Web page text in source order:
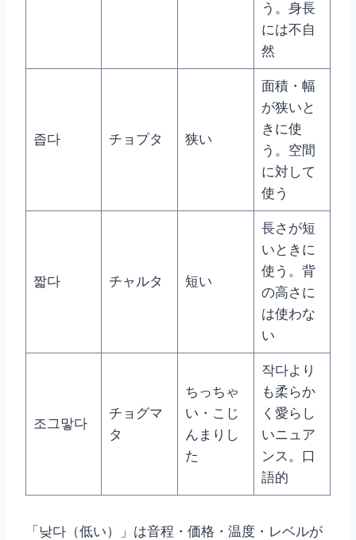
う。身長
には不自
然
좁다 チョプタ 狭い
面積・幅
が狭いと
きに使
う。空間
に対して
使う
짧다 チャルタ 短い
長さが短
いときに
使う。背
の高さに
は使わな
い
조그맣다
チョグマ
タ
ちっちゃ
い・こじ
んまりし
た
작다より
も柔らか
く愛らし
いニュア
ンス。口
語的
「낮다（低い）」は音程・価格・温度・レベルが